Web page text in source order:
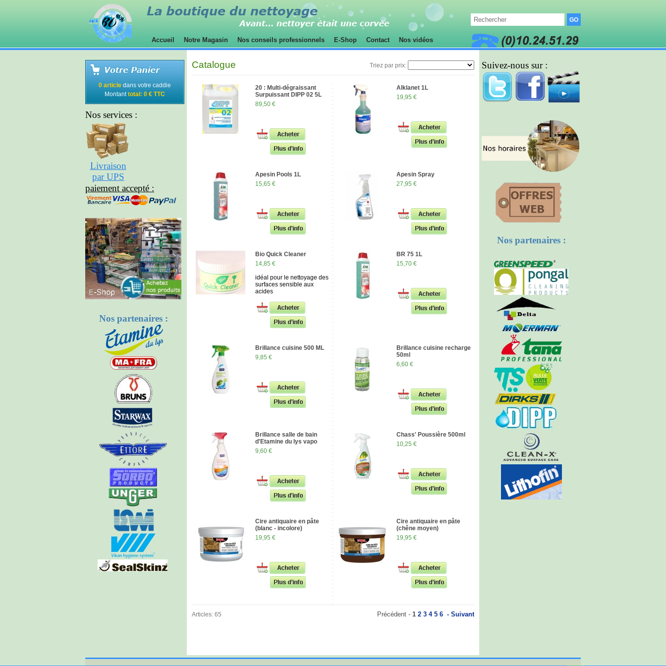
Accueil Notre Magasin Nos conseils professionnels E-Shop Contact Nos vidéos
0 article dans votre caddie
Montanttotal: 0 € TTC
Nos services :
Livraison
par UPS
paiement accepté :
Nos partenaires :
Catalogue Triez par prix:
20 : Multi-dégraissant
Surpuissant DIPP 02 5L
89,50 €
Alklanet 1L
19,95 €
Apesin Pools 1L
15,65 €
Apesin Spray
27,95 €
Bio Quick Cleaner
14,85 €
idéal pour le nettoyage des
surfaces sensible aux
acides
BR 75 1L
15,70 €
Brillance cuisine 500 ML
9,85 €
Brillance cuisine recharge
50ml
6,60 €
Brillance salle de bain
d'Etamine du lys vapo
9,60 €
Chass' Poussière 500ml
10,25 €
Cire antiquaire en pâte
(blanc - incolore)
19,95 €
Cire antiquaire en pâte
(chêne moyen)
19,95 €
Articles: 65 Précédent - 1 2 3 4 5 6 - Suivant
Suivez-nous sur :
Nos partenaires :